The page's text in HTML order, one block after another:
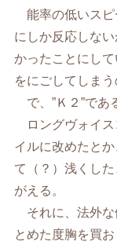
能率の低いスピ
にしか反応しな
かったことにし
をにごしてしま
で、”Ｋ２”であ
ロングヴォイス
イルに改めたと
て（？）浅くし
がえる。
それに、法外な
とめた度胸を買お